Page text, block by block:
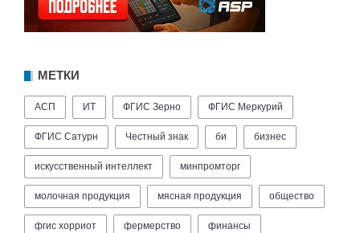
МЕТКИ
АСП ИТ ФГИС Зерно ФГИС Меркурий
ФГИС Сатурн Честный знак би бизнес
искусственный интеллект минпромторг
молочная продукция мясная продукция общество
фгис хорриот фермерство финансы